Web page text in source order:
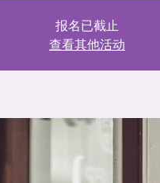
报名已截止
查看其他活动